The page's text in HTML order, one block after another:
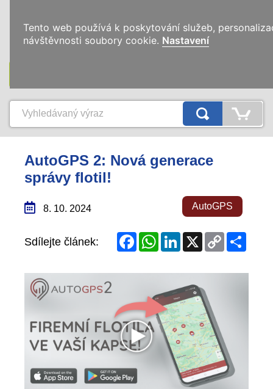
AutoGPS 2: Nová generace
správy flotil!
8. 10. 2024 AutoGPS
Sdílejte článek: FacebookWhatsAppLinkedIn
Copy
Link
Tento web používá k poskytování služeb,
návštěvnosti soubory cookie. Nastavení